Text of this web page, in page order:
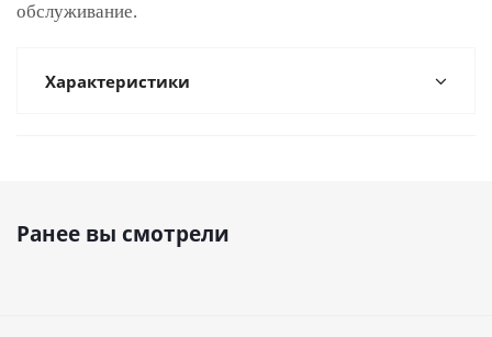
обслуживание.
Характеристики
Ранее вы смотрели